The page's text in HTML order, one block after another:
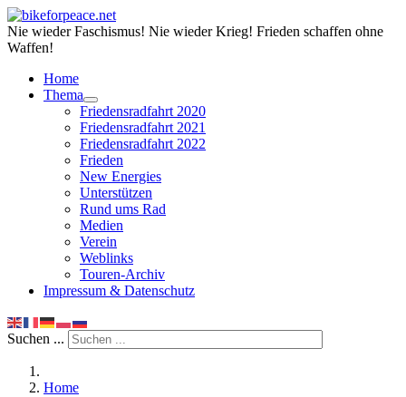
Nie wieder Faschismus! Nie wieder Krieg! Frieden schaffen ohne
Waffen!
Home
Thema
Friedensradfahrt 2020
Friedensradfahrt 2021
Friedensradfahrt 2022
Frieden
New Energies
Unterstützen
Rund ums Rad
Medien
Verein
Weblinks
Touren-Archiv
Impressum & Datenschutz
Suchen ...
Home